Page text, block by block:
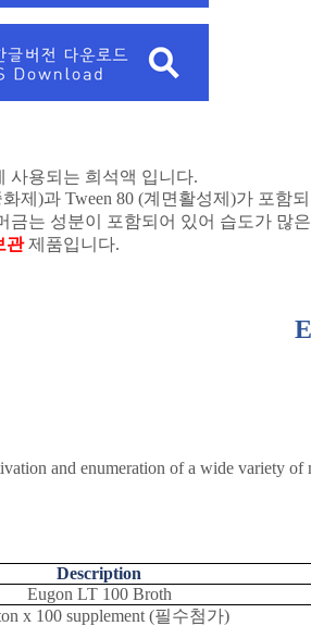
사용되는 희석액 입니다.
제 )과 Tween 80 (계면활성제 )가 포함
금는 성분이 포함되어 있어 습도가 많
관제품입니다.
and enumeration of a wide variety
Description
Eugon LT 100 Broth
x 100 supplement (필수첨가)